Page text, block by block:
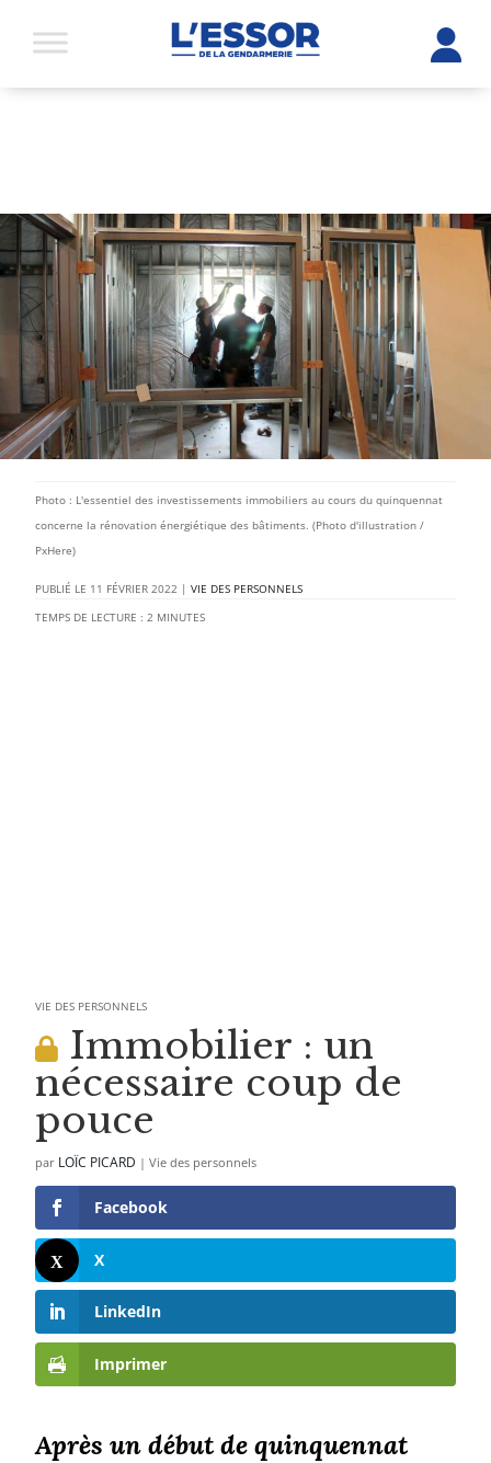
Photo : L'essentiel des investissements immobiliers au cours du quinquennat
concerne la rénovation énergiétique des bâtiments. (Photo d'illustration /
PxHere)
11 FÉVRIER 2022 |VIE DES PERSONNELS
TEMPS DE LECTURE : 2 MINUTES
VIE DES PERSONNELS
Immobilier : un
nécessaire coup de
pouce
par LOÏC PICARD |Vie des personnels
Facebook
X
LinkedIn
Imprimer
Après un début de quinquennat